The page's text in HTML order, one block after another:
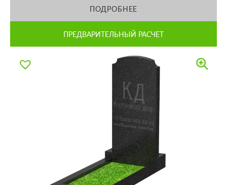
ПОДРОБНЕЕ
ПРЕДВАРИТЕЛЬНЫЙ РАСЧЕТ